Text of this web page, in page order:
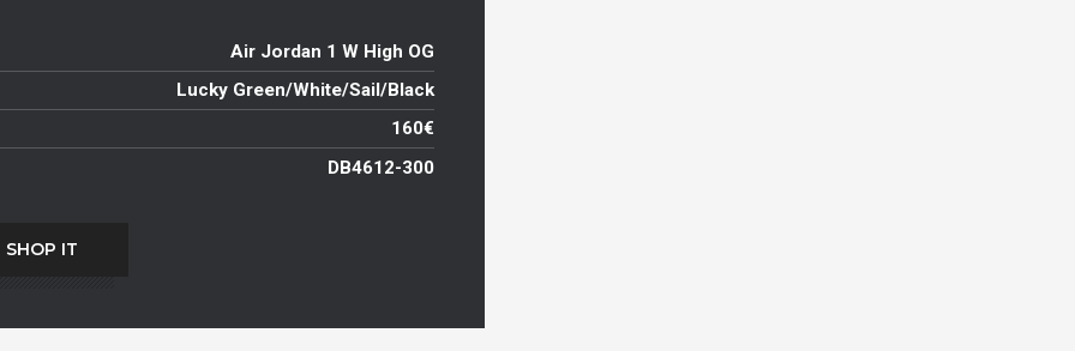
Air Jordan 1 W High OG
Lucky Green/White/Sail/Black
160€
DB4612-300
SHOP IT